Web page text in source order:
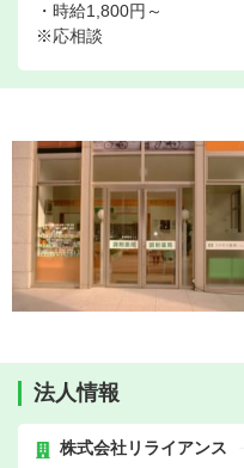
・時給1,800円～
※応相談
法人情報
株式会社リライアンス